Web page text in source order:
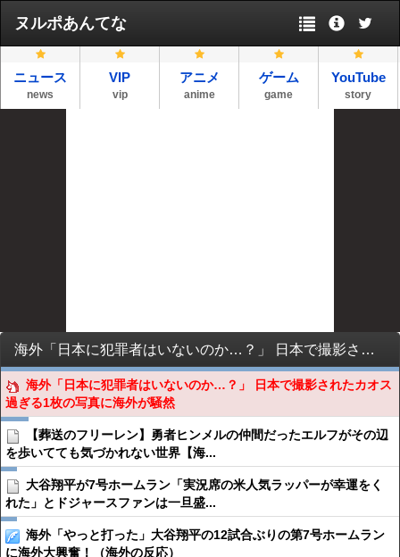
ヌルポあんてな
ニュース
news
VIP
vip
アニメ
anime
ゲーム
game
YouTube
story
海外「日本に犯罪者はいないのか…？」 日本で撮影されたカオス過ぎる1枚の写真に海外が騒然
海外「日本に犯罪者はいないのか…？」 日本で撮影されたカオス
過ぎる1枚の写真に海外が騒然
【葬送のフリーレン】勇者ヒンメルの仲間だったエルフがその辺
を歩いてても気づかれない世界【海...
大谷翔平が7号ホームラン「実況席の米人気ラッパーが幸運をく
れた」とドジャースファンは一旦盛...
海外「やっと打った」大谷翔平の12試合ぶりの第7号ホームラン
に海外大興奮！（海外の反応）